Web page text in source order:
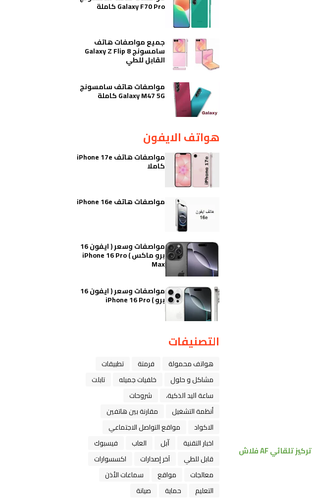
تركيز تلقائي AF
فلاش
Galaxy F70 Pro كاملة
جميع مواصفات هاتف
سامسونج Galaxy Z Flip 8
القابل للطي
مواصفات هاتف سامسونج
Galaxy M47 5G كاملة
هواتف الايفون
مواصفات هاتف iPhone 17e
كاملا
مواصفات هاتف iPhone 16e
مواصفات وسعر ( ايفون 16
برو ماكس ) iPhone 16 Pro
Max
مواصفات وسعر ( ايفون 16
برو ) iPhone 16 Pro
التصنيفات
هواتف محمولة فرمتة
تطبيقات
مشاكل و حلول
خلفيات جميله
تابلت
ﺳﺎﻋﺔ ﺍﻟﻴﺪ ﺍﻟﺬﻛﻴﺔ،
شروحات
أنظمة التشغيل
مقارنة بين هاتفين
الاكواد
مواقع التواصل الاجتماعي
اخبار التقنية
ﺁﺑﻞ العاب
فيسبوك
قابل للطي
آخر إصدارات
اكسسوارات
معالجات
مواقع
سماعات الأذن
التعليم
حماية صيانة